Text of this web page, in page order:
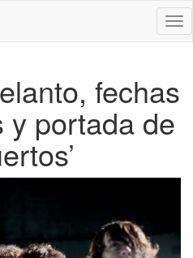
fechas
y portada de